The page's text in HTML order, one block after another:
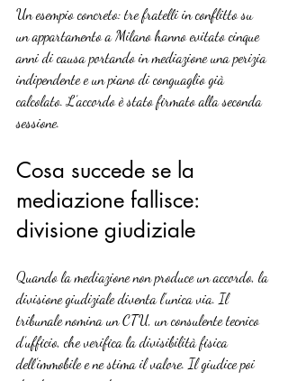
Un esempio concreto: tre fratelli in conflitto su
un appartamento a Milano hanno evitato cinque
anni di causa portando in mediazione una perizia
indipendente e un piano di conguaglio già
calcolato. L’accordo è stato firmato alla seconda
sessione.
Cosa succede se la
mediazione fallisce:
divisione giudiziale
Quando la mediazione non produce un accordo, la
divisione giudiziale diventa l’unica via. Il
tribunale nomina un CTU, un consulente tecnico
d’ufficio, che verifica la divisibilità fisica
dell’immobile e ne stima il valore. Il giudice poi